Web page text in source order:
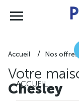
ACCUEIL
Accueil Nos
Votre
Chesley